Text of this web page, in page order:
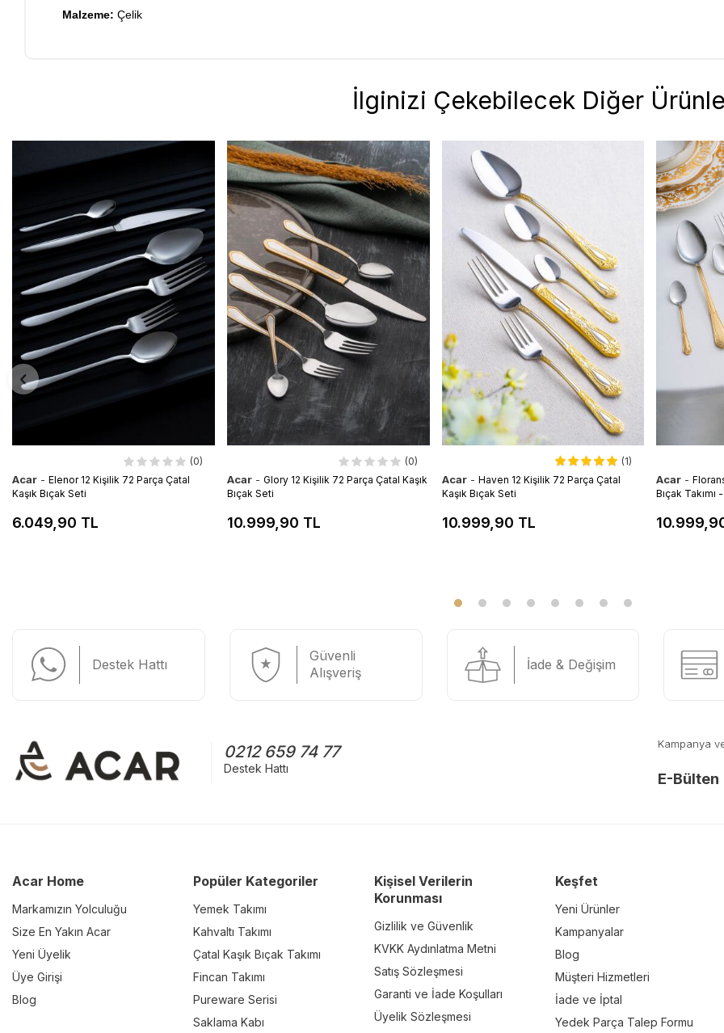
Malzeme: Çelik
İlginizi Çekebilecek Diğer
(0)
Acar - Elenor 12 Kişilik 72 Parça Çatal
Kaşık Bıçak Seti
6.049,90 TL
(0)
Acar - Glory 12 Kişilik 72 Parça Çatal Kaşık
Bıçak Seti
10.999,90 TL
(1)
Acar - Haven 12 Kişilik 72 Parça Çatal
Kaşık Bıçak Seti
10.999,90 TL
Acar -
Bıçak Takımı
Destek Hattı
Güvenli
Alışveriş
İade & Değişim
0212 659 74 77
Destek Hattı
Kampanya
E-Bülten
Acar Home
Markamızın Yolculuğu
Size En Yakın Acar
Yeni Üyelik
Üye Girişi
Blog
Popüler Kategoriler
Yemek Takımı
Kahvaltı Takımı
Çatal Kaşık Bıçak Takımı
Fincan Takımı
Pureware Serisi
Saklama Kabı
Kişisel Verilerin
Korunması
Gizlilik ve Güvenlik
KVKK Aydınlatma Metni
Satış Sözleşmesi
Garanti ve İade Koşulları
Üyelik Sözleşmesi
Keşfet
Yeni Ürünler
Kampanyalar
Blog
Müşteri Hizmetleri
İade ve İptal
Yedek Parça Talep Formu